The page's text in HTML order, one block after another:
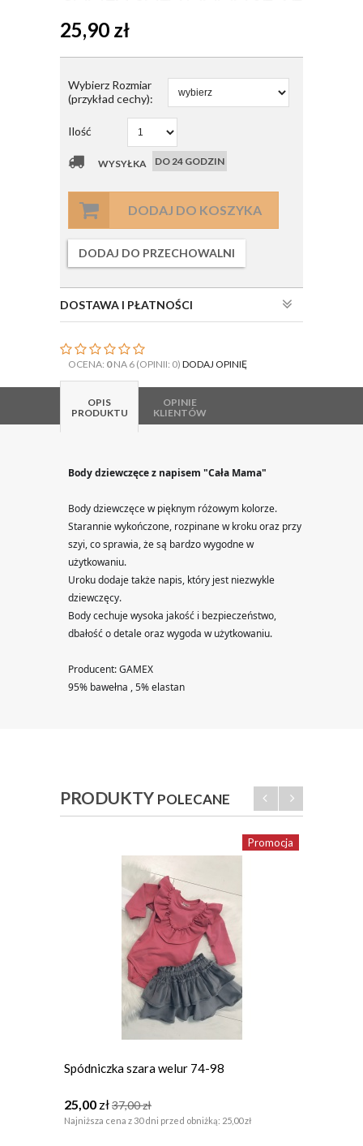
25,90 zł
Wybierz Rozmiar
(przykład cechy):
Ilość
WYSYŁKA DO 24 GODZIN
DODAJ DO KOSZYKA
DODAJ DO PRZECHOWALNI
DOSTAWA I PŁATNOŚCI
OCENA: 0NA 6 (OPINII: 0) DODAJ OPINIĘ
OPIS
PRODUKTU
OPINIE
KLIENTÓW
Body dziewczęce z napisem "Cała Mama"
Body dziewczęce w pięknym różowym kolorze.
Starannie wykończone, rozpinane w kroku oraz przy
szyi, co sprawia, że są bardzo wygodne w
użytkowaniu.
Uroku dodaje także napis, który jest niezwykle
dziewczęcy.
Body cechuje wysoka jakość i bezpieczeństwo,
dbałość o detale oraz wygoda w użytkowaniu.
Producent: GAMEX
95% bawełna , 5% elastan
PRODUKTY POLECANE
Promocja
Spódniczka szara welur 74-98
25,00 zł37,00zł
Najniższa cena z 30 dni przed obniżką: 25,00 zł